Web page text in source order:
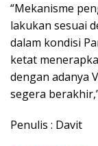
“Mekanisme
lakukan sesuai
dalam kondisi
ketat
dengan adanya
segera
Penulis : Davit